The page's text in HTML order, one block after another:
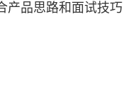
产品思路和面试技巧